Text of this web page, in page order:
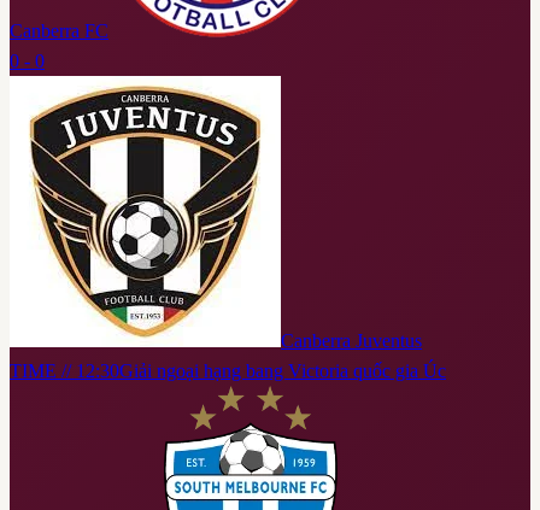
Canberra FC
0 - 0
Canberra Juventus
TIME // 12:30Giải ngoại hạng bang Victoria quốc gia Úc